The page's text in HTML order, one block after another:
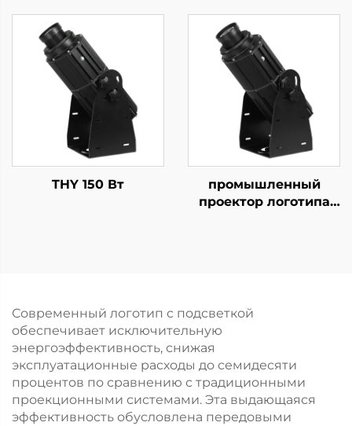
IP67
водонепроницаемый
Gobo светильник для
рекламы отелей,
торговых центров и
предприятий
выходом,
стабильным
вращением и
повышенной
защитой от воды.
THY 150 Вт
промышленный
проектор логотипа
безопасности на
заводе и
предупреждения на
дорожках
Современный логотип с подсветкой
обеспечивает исключительную
энергоэффективность, снижая
эксплуатационные расходы до семидесяти
процентов по сравнению с традиционными
проекционными системами. Эта выдающаяся
эффективность обусловлена передовыми